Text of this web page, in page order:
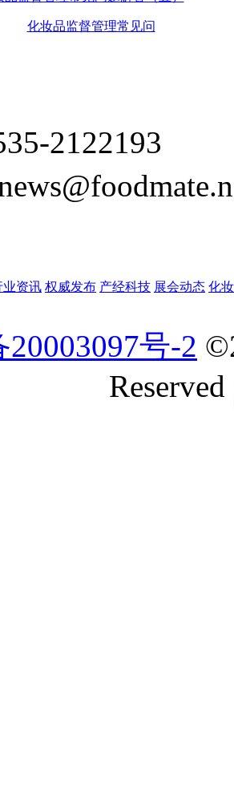
化妆品监督管理常见问
2122193
业资讯 权威发布 产经科技 展会动态 化
号-2
Reserved